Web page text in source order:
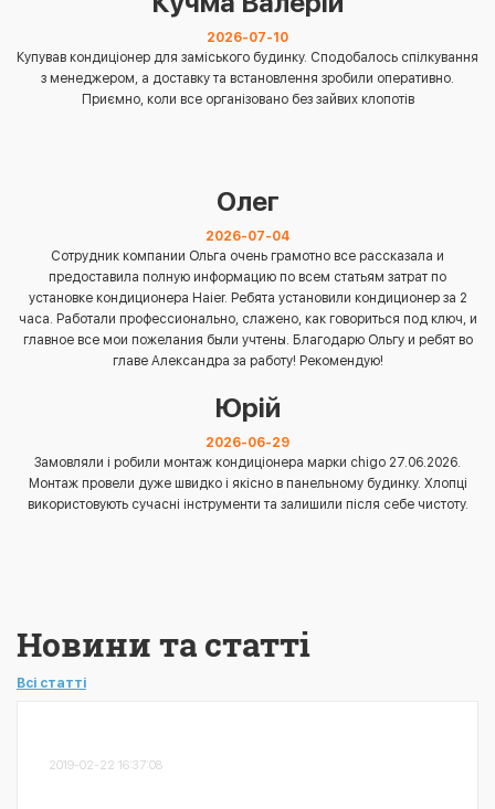
2026-07-10
Купував кондиціонер для заміського будинку. Сподобалось спілкування
з менеджером, а доставку та встановлення зробили оперативно.
Приємно, коли все організовано без зайвих клопотів
Олег
2026-07-04
Сотрудник компании Ольга очень грамотно все рассказала и
предоставила полную информацию по всем статьям затрат по
установке кондиционера Haier. Ребята установили кондиционер за 2
часа. Работали профессионально, слажено, как говориться под ключ, и
главное все мои пожелания были учтены. Благодарю Ольгу и ребят во
главе Александра за работу! Рекомендую!
Юрій
2026-06-29
Замовляли і робили монтаж кондиціонера марки chigo 27.06.2026.
Монтаж провели дуже швидко і якісно в панельному будинку. Хлопці
використовують сучасні інструменти та залишили після себе чистоту.
Новини та статті
Всі статті
2019-02-22 16:37:08